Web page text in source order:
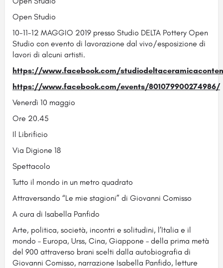
Open Studio
10-11-12 MAGGIO 2019 presso Studio DELTA Pottery Open
Studio con evento di lavorazione dal vivo/esposizione di
lavori di alcuni artisti.
https://www.facebook.com/
https://www.facebook.com/events/801079900274986/
Venerdì 10 maggio
Ore 20.45
Il Librificio
Via Digione 18
Spettacolo
Tutto il mondo in un metro quadrato
Attraversando “Le mie stagioni” di Giovanni Comisso
A cura di Isabella Panfido
Arte, politica, società, incontri e solitudini, l’Italia e il
mondo – Europa, Urss, Cina, Giappone – della prima metà
del 900 attraverso brani scelti dalla autobiografia di
Giovanni Comisso, narrazione Isabella Panfido, letture